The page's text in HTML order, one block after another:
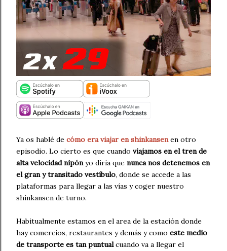
Ya os hablé de cómo era viajar en shinkansenen otro
episodio. Lo cierto es que cuando viajamos en el tren de
alta velocidad nipónyo diría que nunca nos detenemos en
el gran y transitado vestíbulo, donde se accede a las
plataformas para llegar a las vías y coger nuestro
shinkansen de turno.
Habitualmente estamos en el area de la estación donde
hay comercios, restaurantes y demás y como este medio
de transporte es tan puntualcuando va a llegar el